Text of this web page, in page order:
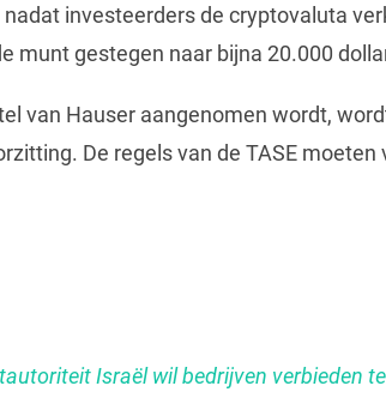
nadat investeerders de cryptovaluta
munt gestegen naar bijna 20.000
van Hauser aangenomen wordt,
De regels van de TASE
Israël wil bedrijven verbieden